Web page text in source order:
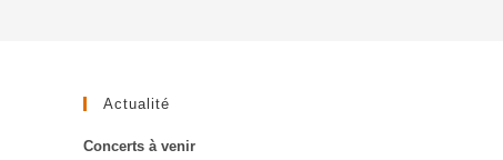
Actualité
Concerts à venir